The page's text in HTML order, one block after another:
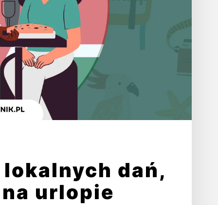
dań,
urlopie